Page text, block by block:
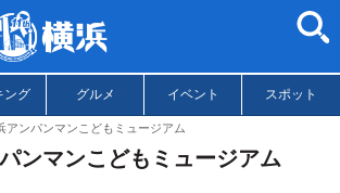
ング グルメ イベント スポット
アンパンマンこどもミュージアム
ンマンこどもミュージアム